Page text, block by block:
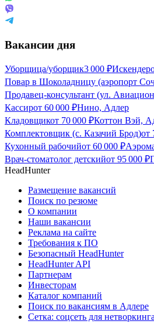
Вакансии дня
Уборщица/уборщик3 000 ₽
Повар в Шоколадницу (аэропорт
Продавец-консультант (ул.
Кассирот 60 000 ₽Нино, Адлер
Кладовщикот 70 000 ₽Коттон Вэй,
Комплектовщик (с. Казачий Брод)от
Кухонный рабочийот 60 000 ₽
Врач-стоматолог детскийот 95 000 ₽
HeadHunter
Размещение вакансий
Поиск по резюме
О компании
Наши вакансии
Реклама на сайте
Требования к ПО
Безопасный HeadHunter
HeadHunter API
Партнерам
Инвесторам
Каталог компаний
Поиск по вакансиям в Адлере
Сетка: соцсеть для нетворкинга